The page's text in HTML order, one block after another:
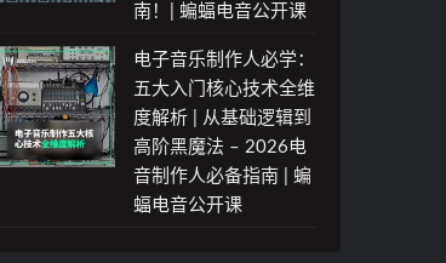
南！| 蝙蝠电音公开课
电子音乐制作人必学：
五大入门核心技术全维
度解析 | 从基础逻辑到
高阶黑魔法 – 2026电
音制作人必备指南 | 蝙
蝠电音公开课